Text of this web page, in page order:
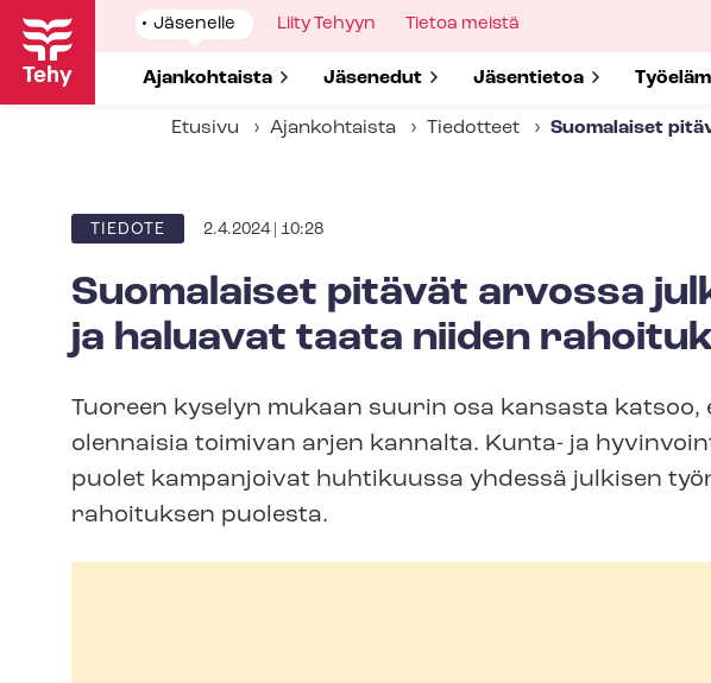
Hyppää
pääsisältöön
Show
submenu
Jäsenelle
Show submenu for
Ajankohtaista Show submenu for
Jäsenedut Show submenu for
Jäsentietoa Show
Show
Liity Tehyyn
Show
Tietoa meistä
Etusivu Ajankohtaista Tiedotteet Suomalaiset
ARTIKKELIN
TIEDOTE 2.4.2024 | 10:28
Suomalaiset pitävät arvossa
ja haluavat taata niiden
Tuoreen kyselyn mukaan suurin osa kansasta
olennaisia toimivan arjen kannalta. Kunta- ja
puo­let kampanjoivat huhtikuussa yhdessä julkisen
rahoituksen puolesta.